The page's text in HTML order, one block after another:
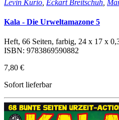
Levin Kurio Eckart Breitschuh
Kala - Die Urweltamazone 5
Heft, 66 Seiten, farbig, 24 x 17 x
ISBN: 9783869590882
7,80 €
Sofort lieferbar